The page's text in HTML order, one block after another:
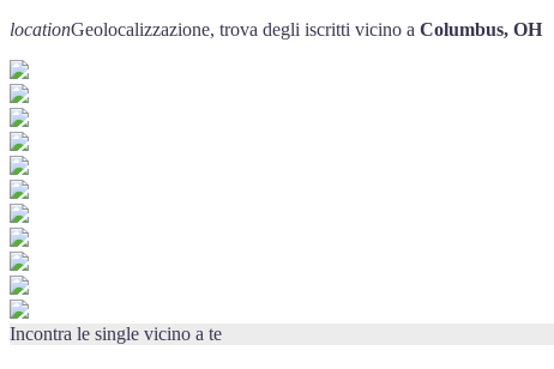
locationGeolocalizzazione, trova degli iscritti vicino a Columbus, OH
Incontra le single vicino a te